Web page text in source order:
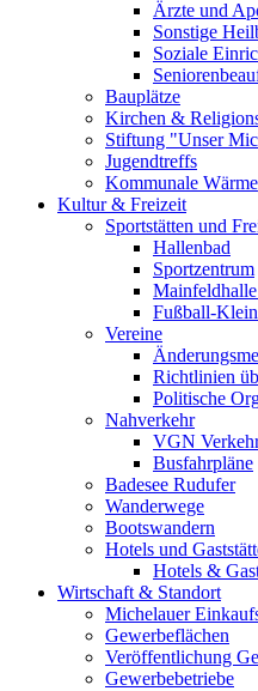
Ärzte und
Sonstige
Soziale
Bauplätze
Kirchen &
Stiftung "Unser
Jugendtreffs
Kommunale
Kultur & Freizeit
Sportstätten und
Hallenbad
Sportzentrum
Fußball-
Vereine
Richtlinien
Politische
Nahverkehr
VGN
Busfahrpläne
Badesee Rudufer
Wanderwege
Bootswandern
Hotels und
Hotels &
Wirtschaft & Standort
Michelauer
Gewerbeflächen
Veröffentlichung
Gewerbebetriebe